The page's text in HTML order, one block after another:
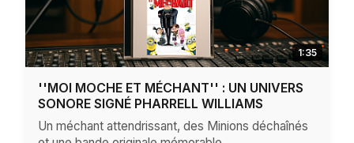
1:35
''MOI MOCHE ET MÉCHANT'' : UN UNIVERS
SONORE SIGNÉ PHARRELL WILLIAMS
Un méchant attendrissant, des Minions déchaînés